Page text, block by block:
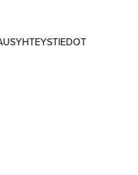
YHTEYSTIEDOT